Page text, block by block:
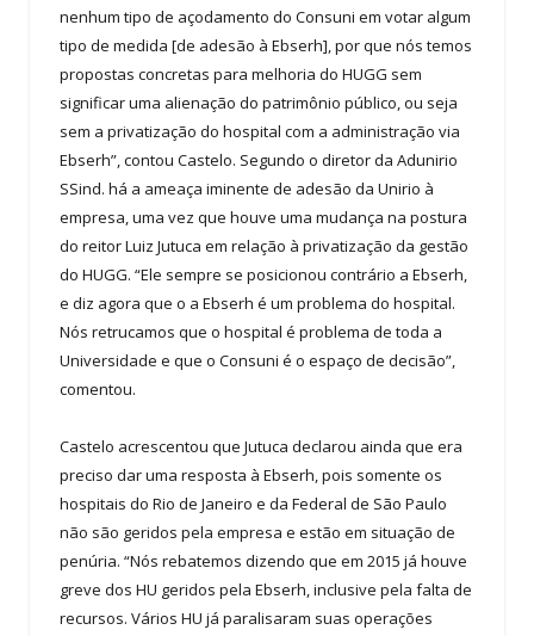
nenhum tipo de açodamento do Consuni em votar algum
tipo de medida [de adesão à Ebserh], por que nós temos
propostas concretas para melhoria do HUGG sem
significar uma alienação do patrimônio público, ou seja
sem a privatização do hospital com a administração via
Ebserh”, contou Castelo. Segundo o diretor da Adunirio
SSind. há a ameaça iminente de adesão da Unirio à
empresa, uma vez que houve uma mudança na postura
do reitor Luiz Jutuca em relação à privatização da gestão
do HUGG. “Ele sempre se posicionou contrário a Ebserh,
e diz agora que o a Ebserh é um problema do hospital.
Nós retrucamos que o hospital é problema de toda a
Universidade e que o Consuni é o espaço de decisão”,
comentou.
Castelo acrescentou que Jutuca declarou ainda que era
preciso dar uma resposta à Ebserh, pois somente os
hospitais do Rio de Janeiro e da Federal de São Paulo
não são geridos pela empresa e estão em situação de
penúria. “Nós rebatemos dizendo que em 2015 já houve
greve dos HU geridos pela Ebserh, inclusive pela falta de
recursos. Vários HU já paralisaram suas operações